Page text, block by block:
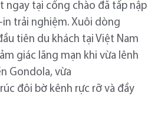
ngay tại cổng chào đã tấp nập
trải nghiệm. Xuôi dòng
tiên du khách tại Việt Nam
giác lãng mạn khi vừa lênh
Gondola, vừa
đôi bờ kênh rực rỡ và đầy